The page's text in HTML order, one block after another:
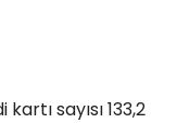
sayısı 133,2